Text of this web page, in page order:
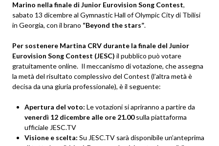
Marino nella finale di Junior Eurovision Song Contest,
sabato 13 dicembre al Gymnastic Hall of Olympic City di Tbilisi
in Georgia, con il brano “Beyond the stars”.
Per sostenere Martina CRV durante la finale del Junior
Eurovision Song Contest (JESC) il pubblico può votare
gratuitamente online. Il meccanismo di votazione, che assegna
la metà del risultato complessivo del Contest (l’altra metà è
decisa da una giuria professionale), è il seguente:
Apertura del voto: Le votazioni si apriranno a partire da
venerdì 12 dicembre alle ore 21.00sulla piattaforma
ufficiale JESC.TV
Visione e scelta: Su JESC.TV sarà disponibile un’anteprima